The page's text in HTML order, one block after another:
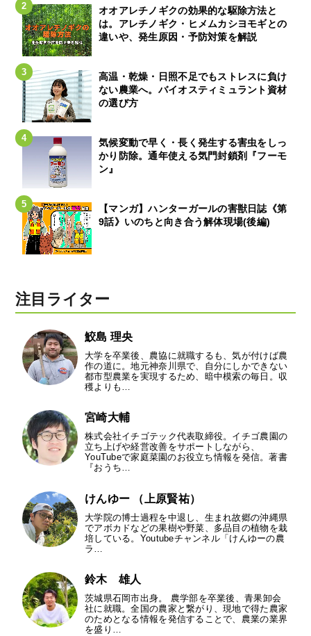
オオアレチノギクの効果的な駆除方法と
は。アレチノギク・ヒメムカシヨモギとの
違いや、発生原因・予防対策を解説
高温・乾燥・日照不足でもストレスに負け
ない農業へ。バイオスティミュラント資材
の選び方
気候変動で早く・長く発生する害虫をしっ
かり防除。通年使える気門封鎖剤『フーモ
ン』
【マンガ】ハンターガールの害獣日誌《第
9話》いのちと向き合う解体現場(後編)
注目ライター
鮫島 理央
大学を卒業後、農協に就職するも、気が付けば農
作の道に。地元神奈川県で、自分にしかできない
都市型農業を実現するため、暗中模索の毎日。収
穫よりも…
宮崎大輔
株式会社イチゴテック代表取締役。イチゴ農園の
立ち上げや経営改善をサポートしながら、
YouTubeで家庭菜園のお役立ち情報を発信。著書
『おうち…
けんゆー （上原賢祐）
大学院の博士過程を中退し、生まれ故郷の沖縄県
でアボカドなどの果樹や野菜、多品目の植物を栽
培している。Youtubeチャンネル「けんゆーの農
ラ…
鈴木 雄人
茨城県石岡市出身。 農学部を卒業後、青果卸会
社に就職。全国の農家と繋がり、現地で得た農家
のためとなる情報を発信することで、農業の業界
を盛り…